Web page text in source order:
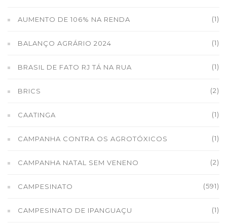
AUMENTO DE 106% NA RENDA (1)
BALANÇO AGRÁRIO 2024 (1)
BRASIL DE FATO RJ TÁ NA RUA (1)
BRICS (2)
CAATINGA (1)
CAMPANHA CONTRA OS AGROTÓXICOS (1)
CAMPANHA NATAL SEM VENENO (2)
CAMPESINATO (591)
CAMPESINATO DE IPANGUAÇU (1)